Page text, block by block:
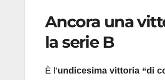
Ancora una
la serie B
È l’undicesima vittoria “di